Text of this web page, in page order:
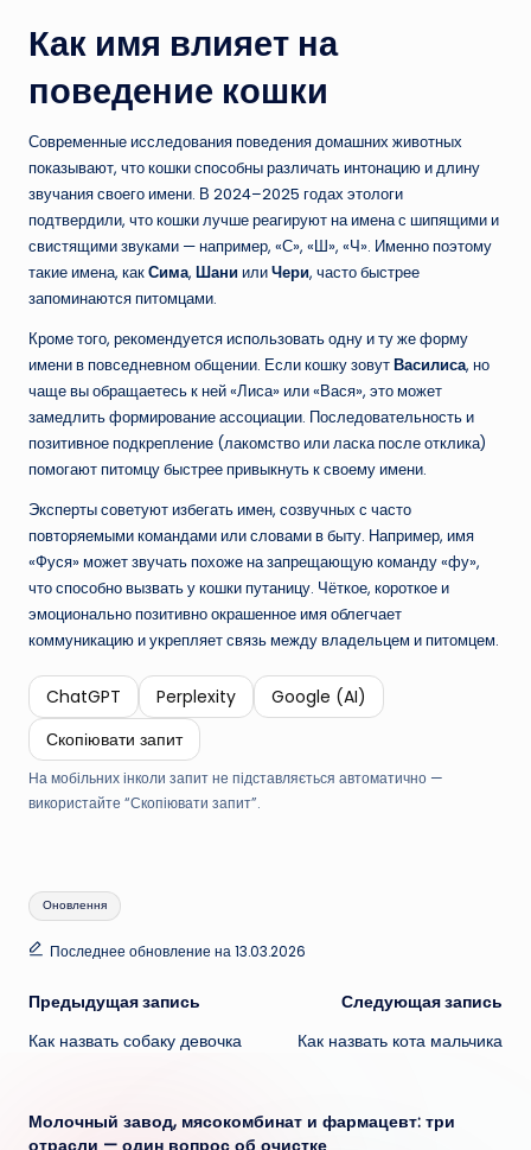
Как имя влияет на
поведение кошки
Современные исследования поведения домашних животных
показывают, что кошки способны различать интонацию и длину
звучания своего имени. В 2024–2025 годах этологи
подтвердили, что кошки лучше реагируют на имена с шипящими и
свистящими звуками — например, «С», «Ш», «Ч». Именно поэтому
такие имена, какСима, ШаниилиЧери, часто быстрее
запоминаются питомцами.
Кроме того, рекомендуется использовать одну и ту же форму
имени в повседневном общении. Если кошку зовутВасилиса, но
чаще вы обращаетесь к ней «Лиса» или «Вася», это может
замедлить формирование ассоциации. Последовательность и
позитивное подкрепление (лакомство или ласка после отклика)
помогают питомцу быстрее привыкнуть к своему имени.
Эксперты советуют избегать имен, созвучных с часто
повторяемыми командами или словами в быту. Например, имя
«Фуся» может звучать похоже на запрещающую команду «фу»,
что способно вызвать у кошки путаницу. Чёткое, короткое и
эмоционально позитивно окрашенное имя облегчает
коммуникацию и укрепляет связь между владельцем и питомцем.
ChatGPT Perplexity
Google (AI)
Скопіювати запит
На мобільних інколи запит не підставляється автоматично —
використайте “Скопіювати запит”.
Метки:
Оновлення
Последнее обновление на 13.03.2026
Навигация
записи
Предыдущая запись
Как назвать собаку девочка
Следующая запись
Как назвать кота мальчика
Молочный завод, мясокомбинат и фармацевт: три